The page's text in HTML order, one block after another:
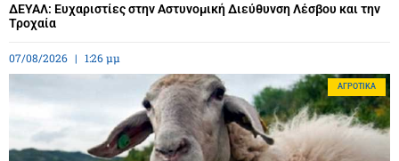
ΔΕΥΑΛ: Ευχαριστίες στην Αστυνομική Διεύθυνση Λέσβου και την
Τροχαία
07/08/2026 1:26 μμ
ΑΓΡΟΤΙΚΆ